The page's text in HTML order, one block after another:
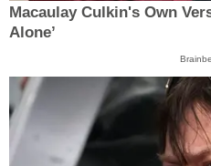
Macaulay Culkin's Own
Alone’